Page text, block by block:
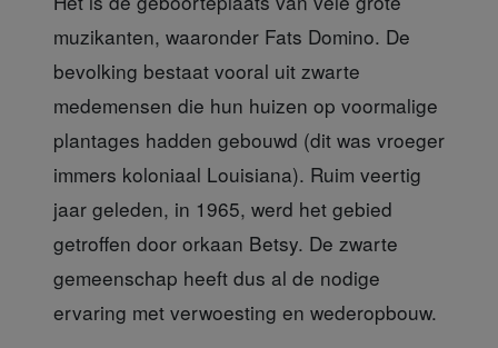
muzikanten, waaronder Fats Domino. De
bevolking bestaat vooral uit zwarte
medemensen die hun huizen op voormalige
plantages hadden gebouwd (dit was vroeger
immers koloniaal Louisiana). Ruim veertig
jaar geleden, in 1965, werd het gebied
getroffen door orkaan Betsy. De zwarte
gemeenschap heeft dus al de nodige
ervaring met verwoesting en wederopbouw.